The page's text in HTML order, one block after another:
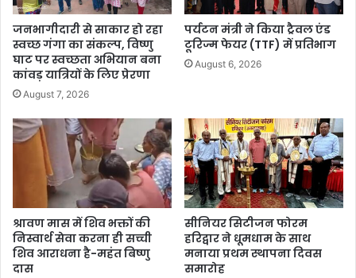
जनभागीदारी से साकार हो रहा
स्वच्छ गंगा का संकल्प, विष्णु
घाट पर स्वच्छता अभियान बना
कांवड़ यात्रियों के लिए प्रेरणा
August 7, 2026
पर्यटन मंत्री ने किया ट्रैवल एंड
टूरिज्म फेयर (TTF) में प्रतिभाग
August 6, 2026
श्रावण मास में शिव भक्तों की
निस्वार्थ सेवा करना ही सच्ची
शिव आराधना है-महंत बिष्णु
दास
सीनियर सिटीजन फोरम
हरिद्वार ने धूमधाम के साथ
मनाया प्रथम स्थापना दिवस
समारोह